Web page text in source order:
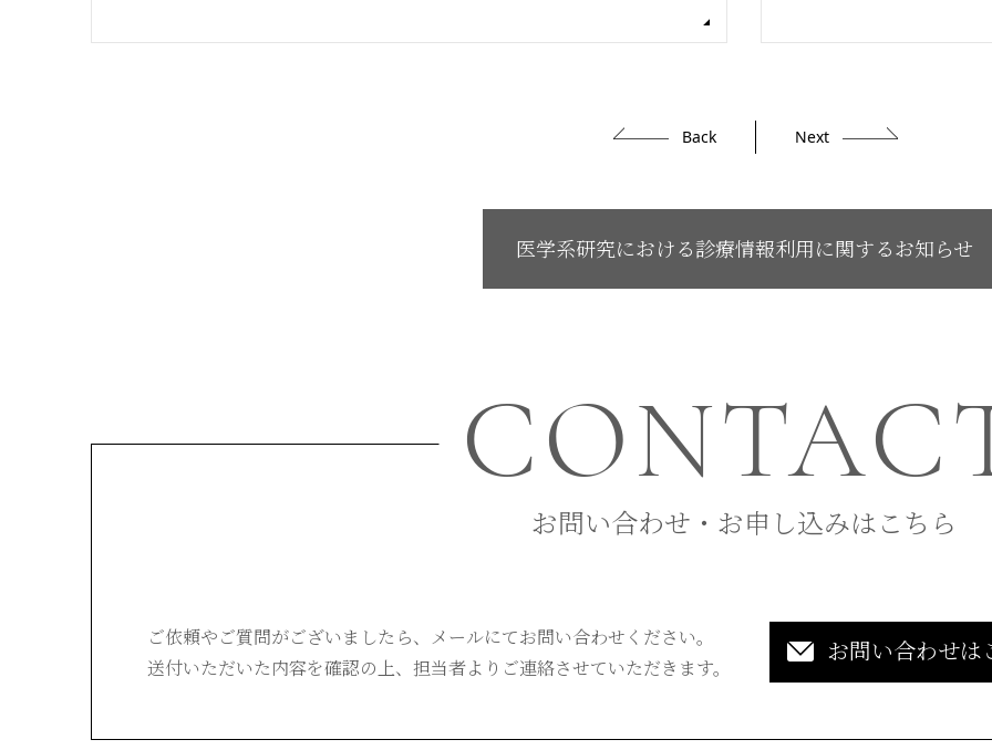
Back Next
医学系研究における診療情報利用に関するお知らせ
お問い合わせ・お申し込みはこちら
ご依頼やご質問がございましたら、 メールにてお問い合わせください。
送付いただいた内容を確認の上、 担当者よりご連絡させていただきます。
お問い合わせは